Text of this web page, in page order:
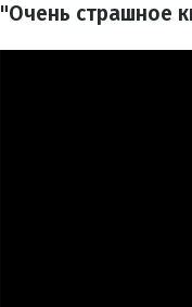
"Очень страшное